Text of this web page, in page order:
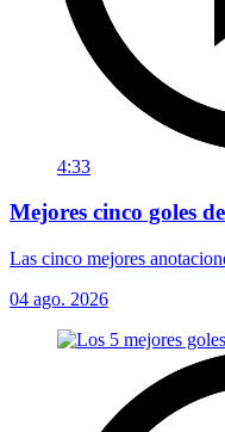
4:33
Mejores cinco goles
Las cinco mejores
04 ago. 2026